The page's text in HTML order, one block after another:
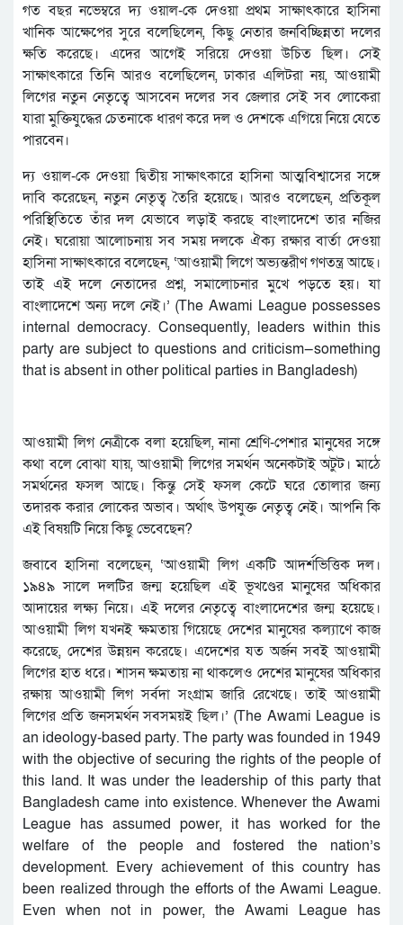
গত বছর নভেম্বরে দ্য ওয়াল-কে দেওয়া প্রথম সাক্ষাৎকারে হাসিনা
খানিক আক্ষেপের সুরে বলেছিলেন, কিছু নেতার জনবিচ্ছিন্নতা দলের
ক্ষতি করেছে। এদের আগেই সরিয়ে দেওয়া উচিত ছিল। সেই
সাক্ষাৎকারে তিনি আরও বলেছিলেন, ঢাকার এলিটরা নয়, আওয়ামী
লিগের নতুন নেতৃত্বে আসবেন দলের সব জেলার সেই সব লোকেরা
যারা মুক্তিযুদ্ধের চেতনাকে ধারণ করে দল ও দেশকে এগিয়ে নিয়ে যেতে
পারবেন।
দ্য ওয়াল-কে দেওয়া দ্বিতীয় সাক্ষাৎকারে হাসিনা আত্মবিশ্বাসের সঙ্গে
দাবি করেছেন, নতুন নেতৃত্ব তৈরি হয়েছে। আরও বলেছেন, প্রতিকূল
পরিস্থিতিতে তাঁর দল যেভাবে লড়াই করছে বাংলাদেশে তার নজির
নেই। ঘরোয়া আলোচনায় সব সময় দলকে ঐক্য রক্ষার বার্তা দেওয়া
হাসিনা সাক্ষাৎকারে বলেছেন, ‘আওয়ামী লিগে অভ্যন্তরীণ গণতন্ত্র আছে।
তাই এই দলে নেতাদের প্রশ্ন, সমালোচনার মুখে পড়তে হয়। যা
বাংলাদেশে অন্য দলে নেই।’ (The Awami League possesses
internal democracy. Consequently, leaders within this
party are subject to questions and criticism—something
that is absent in other political parties in Bangladesh)
আওয়ামী লিগ নেত্রীকে বলা হয়েছিল, নানা শ্রেণি-পেশার মানুষের সঙ্গে
কথা বলে বোঝা যায়, আওয়ামী লিগের সমর্থন অনেকটাই অটুট। মাঠে
সমর্থনের ফসল আছে। কিন্তু সেই ফসল কেটে ঘরে তোলার জন্য
তদারক করার লোকের অভাব। অর্থাৎ উপযুক্ত নেতৃত্ব নেই। আপনি কি
এই বিষয়টি নিয়ে কিছু ভেবেছেন?
জবাবে হাসিনা বলেছেন, ‘আওয়ামী লিগ একটি আদর্শভিত্তিক দল।
১৯৪৯ সালে দলটির জন্ম হয়েছিল এই ভূখণ্ডের মানুষের অধিকার
আদায়ের লক্ষ্য নিয়ে। এই দলের নেতৃত্বে বাংলাদেশের জন্ম হয়েছে।
আওয়ামী লিগ যখনই ক্ষমতায় গিয়েছে দেশের মানুষের কল্যাণে কাজ
করেছে, দেশের উন্নয়ন করেছে। এদেশের যত অর্জন সবই আওয়ামী
লিগের হাত ধরে। শাসন ক্ষমতায় না থাকলেও দেশের মানুষের অধিকার
রক্ষায় আওয়ামী লিগ সর্বদা সংগ্রাম জারি রেখেছে। তাই আওয়ামী
লিগের প্রতি জনসমর্থন সবসময়ই ছিল।’ (The Awami League is
an ideology-based party. The party was founded in 1949
with the objective of securing the rights of the people of
this land. It was under the leadership of this party that
Bangladesh came into existence. Whenever the Awami
League has assumed power, it has worked for the
welfare of the people and fostered the nation’s
development. Every achievement of this country has
been realized through the efforts of the Awami League.
Even when not in power, the Awami League has